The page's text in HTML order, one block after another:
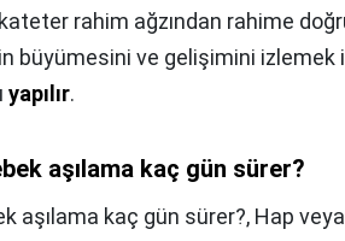
rahim ağzından rahime
büyümesini ve gelişimini
yapılır.
aşılama kaç gün sürer?
aşılama kaç gün sürer?, Hap